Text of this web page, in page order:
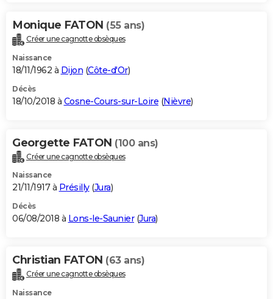
Monique FATON (55 ans)
Créer une cagnotte obsèques
Naissance
18/11/1962 à Dijon (Côte-d'Or)
Décès
18/10/2018 à Cosne-Cours-sur-Loire (Nièvre)
Georgette FATON (100 ans)
Créer une cagnotte obsèques
Naissance
21/11/1917 à Présilly(Jura)
Décès
06/08/2018 à Lons-le-Saunier(Jura)
Christian FATON (63 ans)
Créer une cagnotte obsèques
Naissance